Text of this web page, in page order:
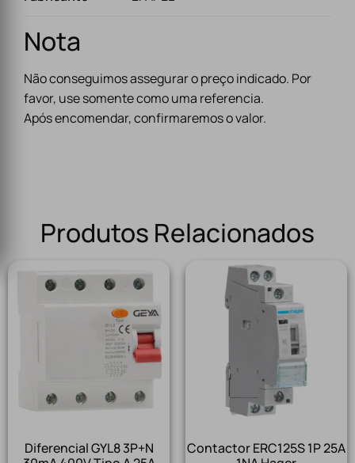
Nota
Não conseguimos assegurar o preço indicado. Por
favor, use somente como uma referencia.
Após encomendar, confirmaremos o valor.
Produtos Relacionados
Diferencial GYL8 3P+N
Contactor ERC125S 1P 25A